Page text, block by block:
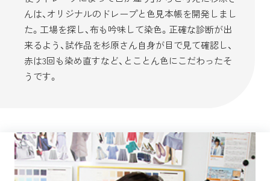
んは、オリジナルのドレープと色見本帳を開発しまし
た。工場を探し、布も吟味して染色。正確な診断が出
来るよう、試作品を杉原さん自身が目で見て確認し、
赤は3回も染め直すなど、とことん色にこだわったそ
うです。